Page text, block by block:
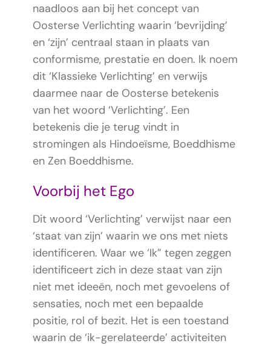
naadloos aan bij het concept van
Oosterse Verlichting waarin ‘bevrijding’
en ‘zijn’ centraal staan in plaats van
conformisme, prestatie en doen. Ik noem
dit ‘Klassieke Verlichting’ en verwijs
daarmee naar de Oosterse betekenis
van het woord ‘Verlichting’. Een
betekenis die je terug vindt in
stromingen als Hindoeïsme, Boeddhisme
en Zen Boeddhisme.
Voorbij het Ego
Dit woord ‘Verlichting’ verwijst naar een
‘staat van zijn’ waarin we ons met niets
identificeren. Waar we ‘Ik” tegen zeggen
identificeert zich in deze staat van zijn
niet met ideeën, noch met gevoelens of
sensaties, noch met een bepaalde
positie, rol of bezit. Het is een toestand
waarin de ‘ik-gerelateerde’ activiteiten